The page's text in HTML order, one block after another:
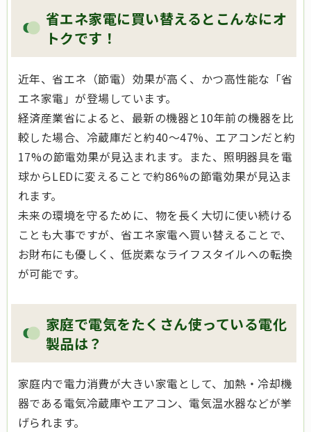
省エネ家電に買い替えるとこんなにオ
トクです！
近年、省エネ（節電）効果が高く、かつ高性能な「省
エネ家電」が登場しています。
経済産業省によると、最新の機器と10年前の機器を比
較した場合、冷蔵庫だと約40～47%、エアコンだと約
17%の節電効果が見込まれます。また、照明器具を電
球からLEDに変えることで約86%の節電効果が見込ま
れます。
未来の環境を守るために、物を長く大切に使い続ける
ことも大事ですが、省エネ家電へ買い替えることで、
お財布にも優しく、低炭素なライフスタイルへの転換
が可能です。
家庭で電気をたくさん使っている電化
製品は？
家庭内で電力消費が大きい家電として、加熱・冷却機
器である電気冷蔵庫やエアコン、電気温水器などが挙
げられます。